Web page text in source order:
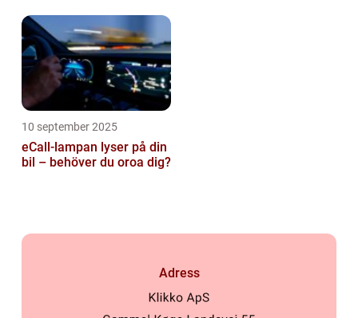
10 september 2025
eCall-lampan lyser på din
bil – behöver du oroa dig?
Adress